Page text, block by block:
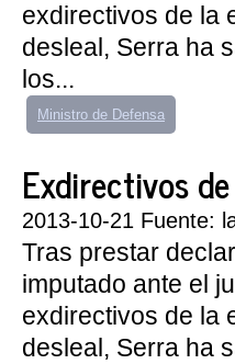
exdirectivos de la
desleal, Serra ha
los...
Ministro de Defensa
Exdirectivos
2013-10-21 Fuente:
Tras prestar
imputado ante el
exdirectivos de la
desleal, Serra ha